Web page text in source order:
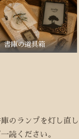
書庫の道具箱
のランプを灯し直し
読ください。